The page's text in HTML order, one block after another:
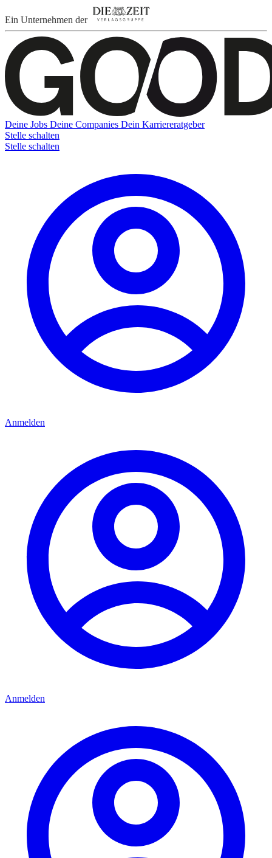
Ein Unternehmen der
Deine Jobs Deine Companies Dein Karriereratgeber
Stelle schalten
Stelle schalten
Anmelden
Anmelden